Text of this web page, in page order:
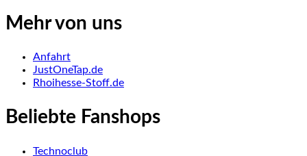
Mehr von uns
Anfahrt
JustOneTap.de
Rhoihesse-Stoff.de
Beliebte Fanshops
Technoclub